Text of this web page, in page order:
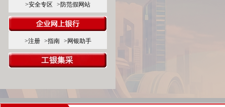
>安全专区
>防范假网站
>注册 >指南 >网银助手